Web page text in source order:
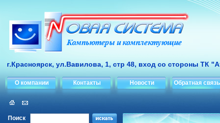
г.Красноярск, ул.Вавилова, 1, стр 48, вход со стороны ТК
О компании Контакты Новости Обратная связь
Поиск